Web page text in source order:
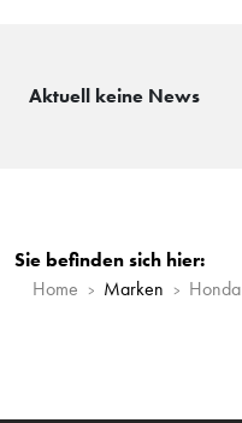
Aktuell keine News
Sie befinden sich hier:
Home
Marken Honda